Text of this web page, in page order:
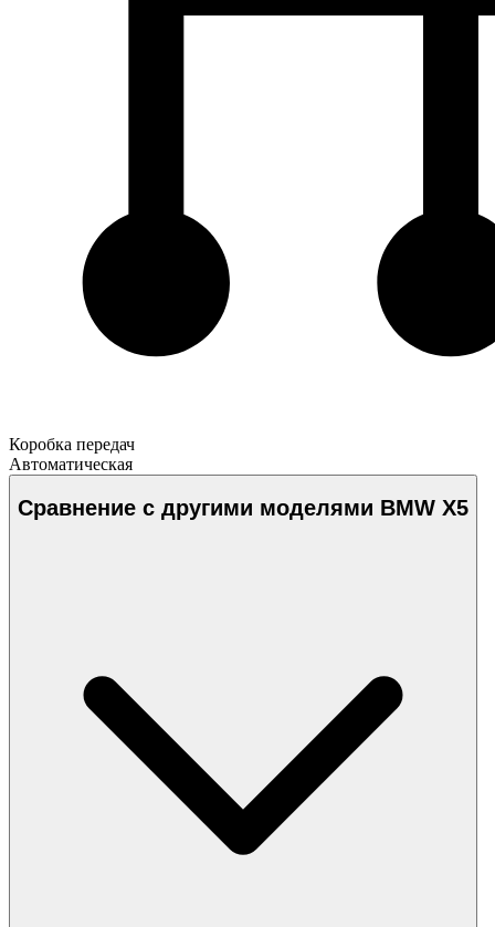
Коробка передач
Автоматическая
Сравнение с другими моделями BMW X5